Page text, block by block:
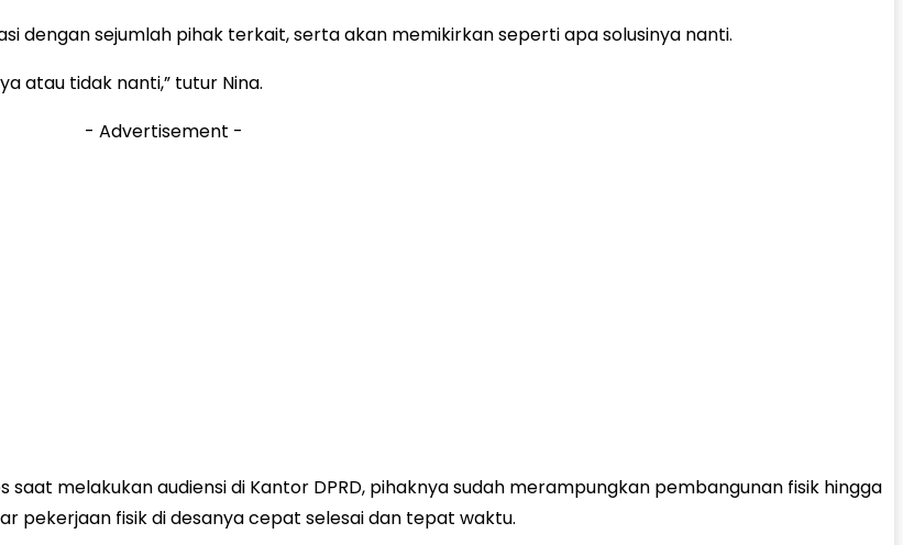
dengan sejumlah pihak terkait, serta akan memikirkan seperti apa solusinya nanti.
atau tidak nanti,” tutur Nina.
- Advertisement -
melakukan audiensi di Kantor DPRD, pihaknya sudah merampungkan pembangunan fisik hingga
pekerjaan fisik di desanya cepat selesai dan tepat waktu.